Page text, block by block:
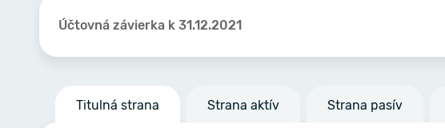
Účtovná závierka k 31.12.2021
Titulná strana Strana aktív Strana pasív